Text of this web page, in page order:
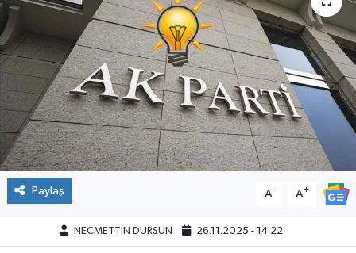
Paylaş A- A+
NECMETTİN DURSUN 26.11.2025 - 14:22